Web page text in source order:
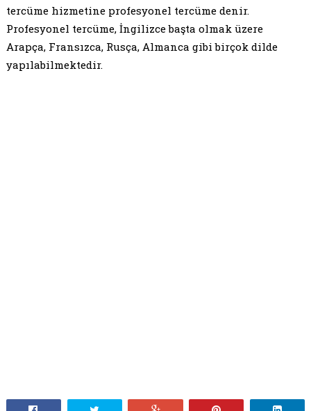
tercüme hizmetine profesyonel tercüme denir.
Profesyonel tercüme, İngilizce başta olmak üzere
Arapça, Fransızca, Rusça, Almanca gibi birçok dilde
yapılabilmektedir.